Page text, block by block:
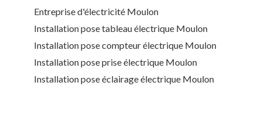
Entreprise d'électricité Moulon
Installation pose tableau électrique Moulon
Installation pose compteur électrique Moulon
Installation pose prise électrique Moulon
Installation pose éclairage électrique Moulon